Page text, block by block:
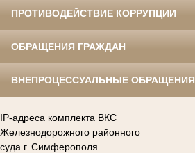
ПРОТИВОДЕЙСТВИЕ КОРРУПЦИИ
ОБРАЩЕНИЯ ГРАЖДАН
ВНЕПРОЦЕССУАЛЬНЫЕ ОБРАЩЕНИЯ
IP-адреса комплекта ВКС
Железнодорожного районного
суда г. Симферополя